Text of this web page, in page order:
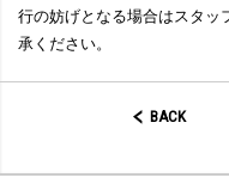
行の妨げとなる場合はスタッ
承ください。
BACK